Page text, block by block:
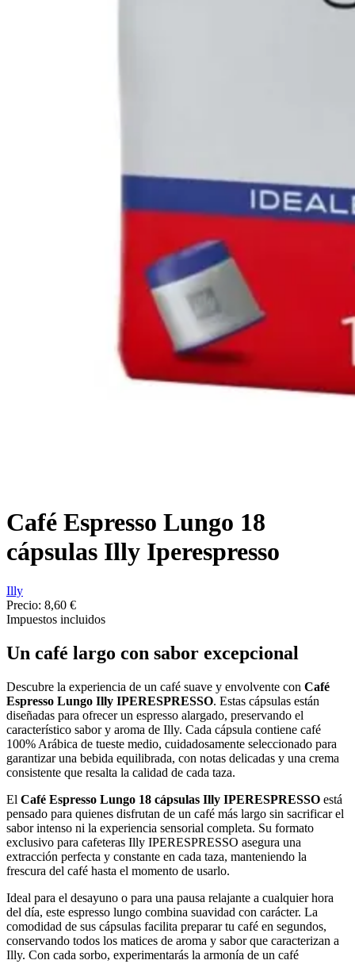
Café Espresso Lungo 18
cápsulas Illy Iperespresso
Illy
Precio: 8,60 €
Impuestos incluidos
Un café largo con sabor excepcional
Descubre la experiencia de un café suave y envolvente con Café
Espresso Lungo Illy IPERESPRESSO. Estas cápsulas están
diseñadas para ofrecer un espresso alargado, preservando el
característico sabor y aroma de Illy. Cada cápsula contiene café
100% Arábica de tueste medio, cuidadosamente seleccionado para
garantizar una bebida equilibrada, con notas delicadas y una crema
consistente que resalta la calidad de cada taza.
El Café Espresso Lungo 18 cápsulas Illy IPERESPRESSO está
pensado para quienes disfrutan de un café más largo sin sacrificar el
sabor intenso ni la experiencia sensorial completa. Su formato
exclusivo para cafeteras Illy IPERESPRESSO asegura una
extracción perfecta y constante en cada taza, manteniendo la
frescura del café hasta el momento de usarlo.
Ideal para el desayuno o para una pausa relajante a cualquier hora
del día, este espresso lungo combina suavidad con carácter. La
comodidad de sus cápsulas facilita preparar tu café en segundos,
conservando todos los matices de aroma y sabor que caracterizan a
Illy. Con cada sorbo, experimentarás la armonía de un café